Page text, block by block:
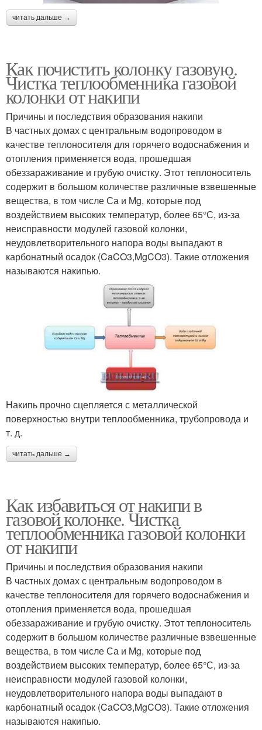
читать дальше →
Как почистить колонку газовую.
Чистка теплообменника газовой
колонки от накипи
Причины и последствия образования накипи
В частных домах с центральным водопроводом в
качестве теплоносителя для горячего водоснабжения и
отопления применяется вода, прошедшая
обеззараживание и грубую очистку. Этот теплоноситель
содержит в большом количестве различные взвешенные
вещества, в том числе Са и Mg, которые под
воздействием высоких температур, более 65°С, из-за
неисправности модулей газовой колонки,
неудовлетворительного напора воды выпадают в
карбонатный осадок (CaCO3,MgCO3). Такие отложения
называются накипью.
Накипь прочно сцепляется с металлической
поверхностью внутри теплообменника, трубопровода и
т. д.
читать дальше →
Как избавиться от накипи в
газовой колонке. Чистка
теплообменника газовой колонки
от накипи
Причины и последствия образования накипи
В частных домах с центральным водопроводом в
качестве теплоносителя для горячего водоснабжения и
отопления применяется вода, прошедшая
обеззараживание и грубую очистку. Этот теплоноситель
содержит в большом количестве различные взвешенные
вещества, в том числе Са и Mg, которые под
воздействием высоких температур, более 65°С, из-за
неисправности модулей газовой колонки,
неудовлетворительного напора воды выпадают в
карбонатный осадок (CaCO3,MgCO3). Такие отложения
называются накипью.